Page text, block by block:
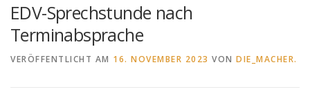
EDV-Sprechstunde nach
Terminabsprache
VERÖFFENTLICHT AM 16. NOVEMBER 2023 VON DIE_MACHER.